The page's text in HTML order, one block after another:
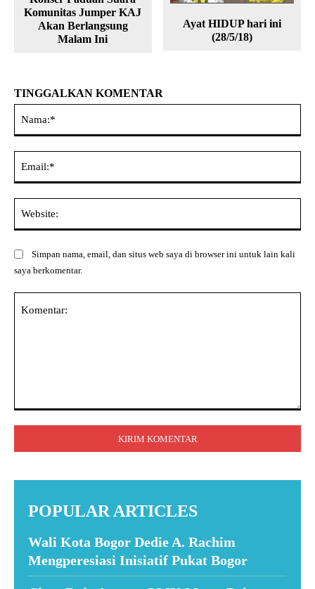
Komunitas Jumper KAJ
Akan Berlangsung
Malam Ini
Ayat HIDUP hari ini
(28/5/18)
TINGGALKAN KOMENTAR
Simpan nama, email, dan situs web saya di browser ini untuk lain kali
saya berkomentar.
POPULAR ARTICLES
Wali Kota Bogor Dedie A. Rachim
Mengperesiasi Inisiatif Pukat Bogor